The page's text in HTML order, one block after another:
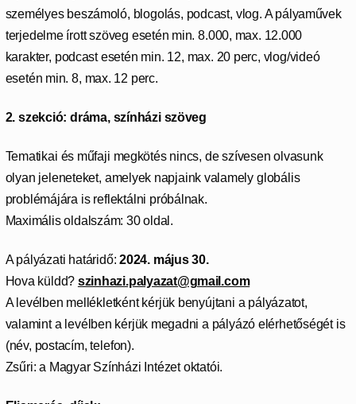
személyes beszámoló, blogolás, podcast, vlog. A pályaművek
terjedelme írott szöveg esetén min. 8.000, max. 12.000
karakter, podcast esetén min. 12, max. 20 perc, vlog/videó
esetén min. 8, max. 12 perc.
2. szekció: dráma, színházi szöveg
Tematikai és műfaji megkötés nincs, de szívesen olvasunk
olyan jeleneteket, amelyek napjaink valamely globális
problémájára is reflektálni próbálnak.
Maximális oldalszám: 30 oldal.
A pályázati határidő:2024. május 30.
Hova küldd? szinhazi.palyazat@gmail.com
A levélben mellékletként kérjük benyújtani a pályázatot,
valamint a levélben kérjük megadni a pályázó elérhetőségét is
(név, postacím, telefon).
Zsűri: a Magyar Színházi Intézet oktatói.